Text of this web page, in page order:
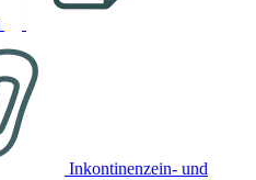
Inkontinenzein- und